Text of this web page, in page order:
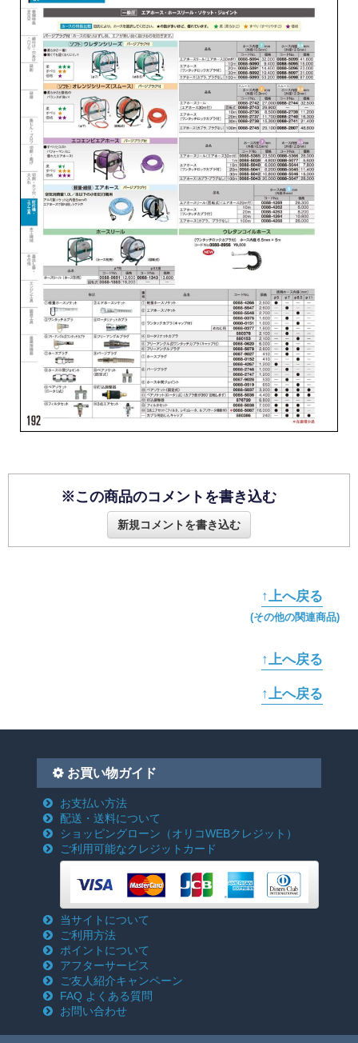
※この商品のコメントを書き込む
新規コメントを書き込む
↑上へ戻る
(その他の関連商品)
↑上へ戻る
↑上へ戻る
お買い物ガイド
お支払い方法
配送・送料について
ショッピングローン （オリコWEBクレジット）
ご利用可能なクレジットカード
当サイトについて
ご利用方法
ポイントについて
アフターサービス
ご友人紹介キャンペーン
FAQ よくある質問
お問い合わせ